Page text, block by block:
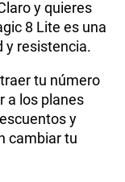
y quieres
8 Lite es una
y resistencia.
tu número
a los planes
y
cambiar tu